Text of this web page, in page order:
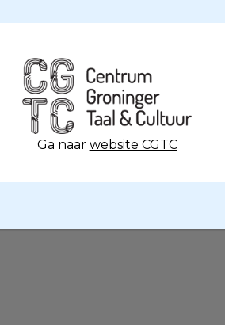
Ga naar website CGTC